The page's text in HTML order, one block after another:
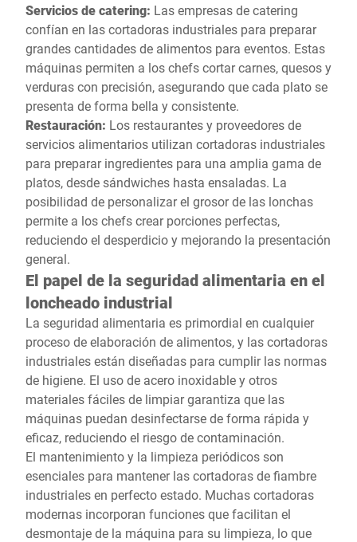
Servicios de catering: Las empresas de catering
confían en las cortadoras industriales para preparar
grandes cantidades de alimentos para eventos. Estas
máquinas permiten a los chefs cortar carnes, quesos y
verduras con precisión, asegurando que cada plato se
presenta de forma bella y consistente.
Restauración: Los restaurantes y proveedores de
servicios alimentarios utilizan cortadoras industriales
para preparar ingredientes para una amplia gama de
platos, desde sándwiches hasta ensaladas. La
posibilidad de personalizar el grosor de las lonchas
permite a los chefs crear porciones perfectas,
reduciendo el desperdicio y mejorando la presentación
general.
El papel de la seguridad alimentaria en el
loncheado industrial
La seguridad alimentaria es primordial en cualquier
proceso de elaboración de alimentos, y las cortadoras
industriales están diseñadas para cumplir las normas
de higiene. El uso de acero inoxidable y otros
materiales fáciles de limpiar garantiza que las
máquinas puedan desinfectarse de forma rápida y
eficaz, reduciendo el riesgo de contaminación.
El mantenimiento y la limpieza periódicos son
esenciales para mantener las cortadoras de fiambre
industriales en perfecto estado. Muchas cortadoras
modernas incorporan funciones que facilitan el
desmontaje de la máquina para su limpieza, lo que